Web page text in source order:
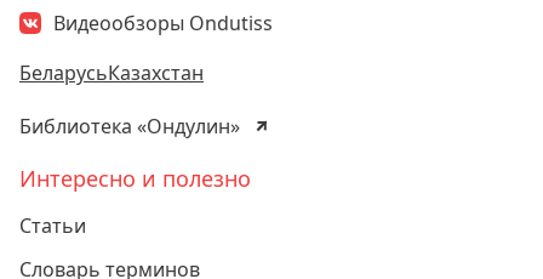
Видеообзоры Ondutiss
БеларусьКазахстан
Библиотека «Ондулин»
Интересно и полезно
Статьи
Словарь терминов